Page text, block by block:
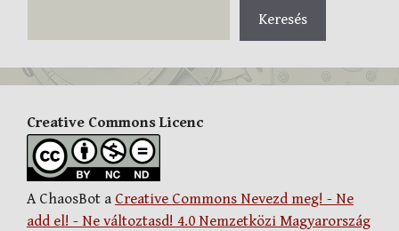
Keresés
Creative Commons Licenc
A ChaosBot a Creative Commons Nevezd meg! - Ne
add el! - Ne változtasd! 4.0 Nemzetközi Magyarország